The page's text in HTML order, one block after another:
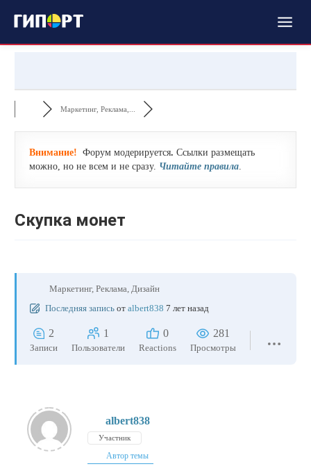
Маркетинг, Реклама,...
Внимание! Форум модерируется. Ссылки размещать
можно, но не всем и не сразу. Читайте правила.
Скупка монет
Маркетинг, Реклама, Дизайн
Последняя запись от albert838 7 лет назад
2
Записи
1
Пользователи
0
Reactions
281
Просмотры
albert838
Участник
Автор темы